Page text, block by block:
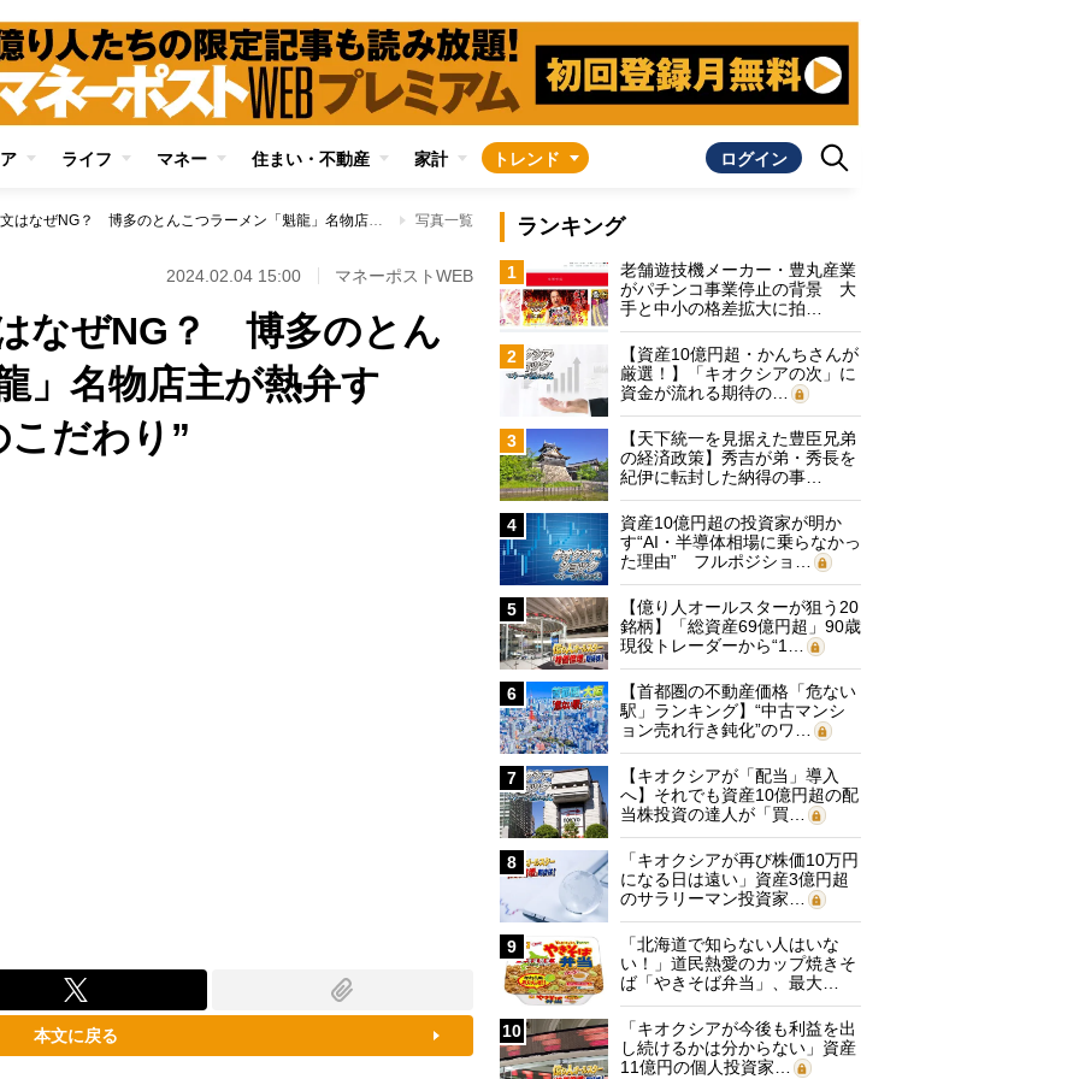
ライフ マネー 住まい・不動産 家計 トレンド ログイン
「バリカタ」注文はなぜNG？ 博多のとんこつラーメン「魁龍」名物店主が熱弁する“麺の茹で方へのこだわり” 写真一覧
2024.02.04 15:00 マネーポストWEB
なぜNG？ 博多のとん
」名物店主が熱弁す
こだわり”
本文に戻る
ランキング
1
老舗遊技機メーカー・豊丸産業
がパチンコ事業停止の背景 大
手と中小の格差拡大に拍…
2
【資産10億円超・かんちさんが
厳選！】「キオクシアの次」に
資金が流れる期待の…
3
【天下統一を見据えた豊臣兄弟
の経済政策】秀吉が弟・秀長を
紀伊に転封した納得の事…
4
資産10億円超の投資家が明か
す“AI・半導体相場に乗らなかっ
た理由” フルポジショ…
5
【億り人オールスターが狙う20
銘柄】「総資産69億円超」90歳
現役トレーダーから“1…
6
【首都圏の不動産価格「危ない
駅」ランキング】“中古マンシ
ョン売れ行き鈍化”のワ…
7
【キオクシアが「配当」導入
へ】それでも資産10億円超の配
当株投資の達人が「買…
8
「キオクシアが再び株価10万円
になる日は遠い」資産3億円超
のサラリーマン投資家…
9
「北海道で知らない人はいな
い！」道民熱愛のカップ焼きそ
ば「やきそば弁当」、最大…
10
「キオクシアが今後も利益を出
し続けるかは分からない」資産
11億円の個人投資家…